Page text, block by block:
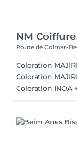
NM
Route de Colmar-
Coloration
Coloration
Coloration INOA